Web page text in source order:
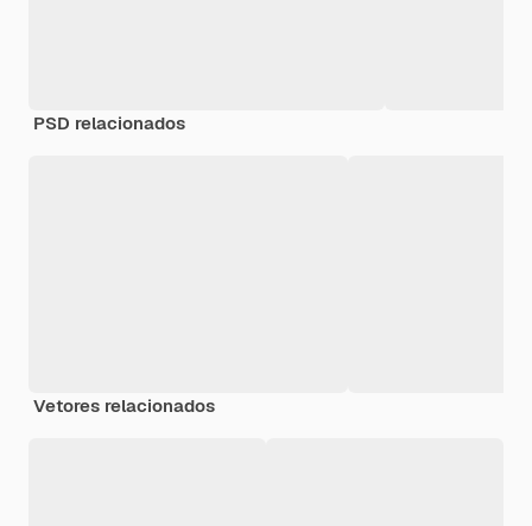
PSD relacionados
Vetores relacionados